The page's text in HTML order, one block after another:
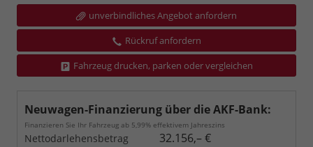
unverbindliches Angebot anfordern
Rückruf anfordern
Fahrzeug drucken, parken oder vergleichen
Neuwagen-Finanzierung über die AKF-Bank:
Finanzieren Sie Ihr Fahrzeug ab 5,99% effektivem Jahreszins
Nettodarlehensbetrag 32.156,– €